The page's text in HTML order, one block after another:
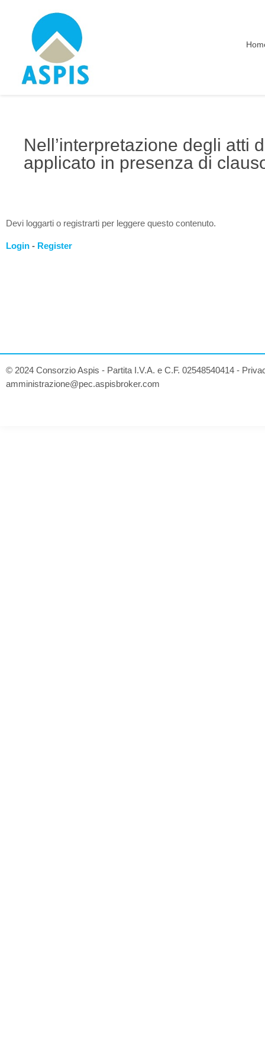
Nell’interpretazione degli atti
applicato in presenza di
Devi loggarti o registrarti per leggere questo contenuto.
Login - Register
© 2024 Consorzio Aspis - Partita I.V.A. e C.F. 02548540414 -
amministrazione@pec.aspisbroker.com